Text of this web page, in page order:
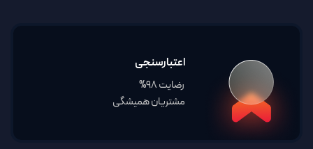
اعتبارسنجی
رضایت 98%
مشتریان همیشگی